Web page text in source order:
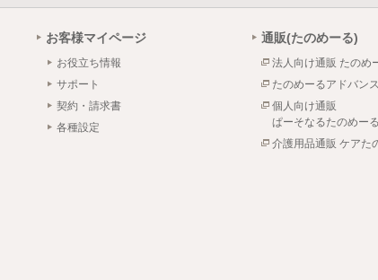
お客様マイページ
お役立ち情報
サポート
契約・請求書
各種設定
通販(たのめーる)
法人向け通販 たのめ
たのめーるアドバンス
個人向け通販
ぱーそなるたのめーる
介護用品通販 ケアた